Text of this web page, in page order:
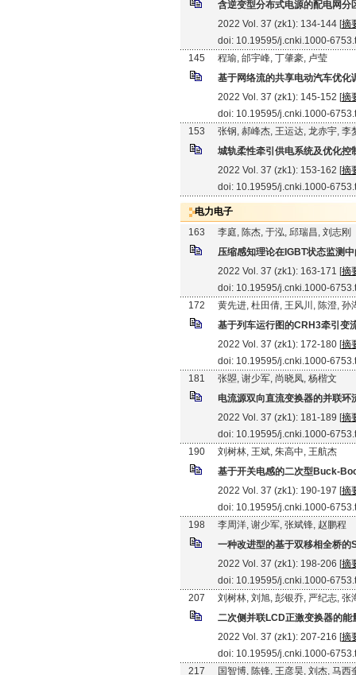
含逆变型分布式电源的配电网分
2022 Vol. 37 (zk1): 134-144 [摘
doi: 10.19595/j.cnki.1000-
145
程瑜, 邰宇峰, 丁肇豪, 卢莹
基于网络流的共享电动汽车优化
2022 Vol. 37 (zk1): 145-152 [摘
doi: 10.19595/j.cnki.1000-
153
张钢, 郝峰杰, 王运达, 龙赤宇, 李
城轨柔性牵引供电系统及优化控
2022 Vol. 37 (zk1): 153-162 [摘
doi: 10.19595/j.cnki.1000-
电力电子
163
李庭, 陈杰, 于泓, 邱瑞昌, 刘志刚
压缩感知理论在IGBT状态监测
2022 Vol. 37 (zk1): 163-171 [摘
doi: 10.19595/j.cnki.1000-
172
黄先进, 杜田倩, 王风川, 陈澄, 孙
基于列车运行图的CRH3牵引变
2022 Vol. 37 (zk1): 172-180 [摘
doi: 10.19595/j.cnki.1000-
181
张曌, 谢少军, 尚晓凤, 杨楷文
电流源双向直流变换器的并联环
2022 Vol. 37 (zk1): 181-189 [摘
doi: 10.19595/j.cnki.1000-
190
刘树林, 王斌, 朱高中, 王航杰
基于开关电感的二次型Buck-
2022 Vol. 37 (zk1): 190-197 [摘
doi: 10.19595/j.cnki.1000-
198
李周洋, 谢少军, 张斌锋, 赵鹏程
一种改进型的基于双移相全桥的
2022 Vol. 37 (zk1): 198-206 [摘
doi: 10.19595/j.cnki.1000-
207
刘树林, 刘旭, 彭银乔, 严纪志, 张
二次侧并联LCD正激变换器的
2022 Vol. 37 (zk1): 207-216 [摘
doi: 10.19595/j.cnki.1000-
217
国智博, 陈锋, 王彦昊, 刘杰, 马西